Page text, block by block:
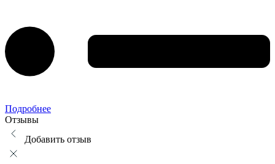
Подробнее
Отзывы
Добавить отзыв